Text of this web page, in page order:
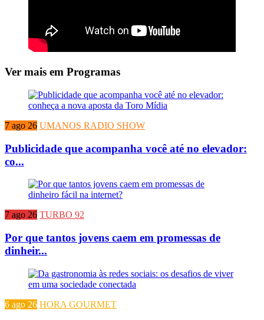
Ver mais em Programas
7 ago 26 UMANOS RADIO SHOW
Publicidade que acompanha você até no elevador:
co...
7 ago 26 TURBO 92
Por que tantos jovens caem em promessas de
dinheir...
6 ago 26 HORA GOURMET